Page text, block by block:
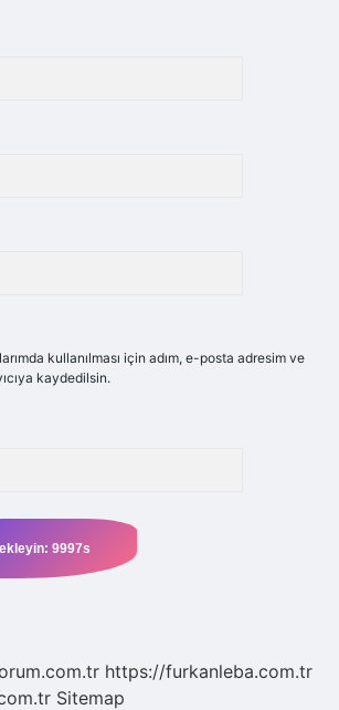
kullanılması için adım, e-posta adresim ve
kaydedilsin.
https://furkanleba.com.tr
Sitemap